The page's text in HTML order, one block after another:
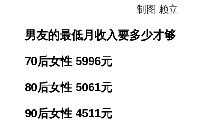
制图 赖立
男友的最低月收入要多少才够
70后女性 5996元
80后女性 5061元
90后女性 4511元